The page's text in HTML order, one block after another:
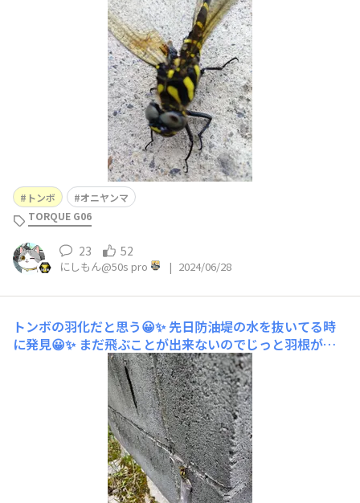
😀✨ コイツに噛まれると超痛いんですよ💥💦
トンボ
オニヤンマ
TORQUE G06
23 52
にしもん@50s pro | 2024/06/28
トンボの羽化だと思う😀✨ 先日防油堤の水を抜いてる時
に発見😀✨ まだ飛ぶことが出来ないのでじっと羽根が伸
びる❓のを待ってるようです✨ 触ったから奇形になってな